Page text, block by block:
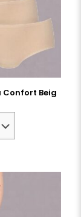
Confort Beig